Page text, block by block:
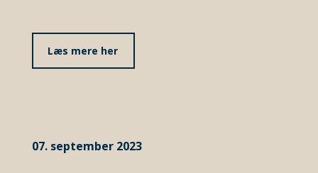
Læs mere her
07. september 2023